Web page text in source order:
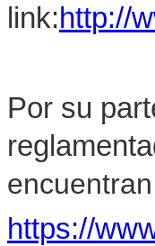
link:http://
Por su
https://